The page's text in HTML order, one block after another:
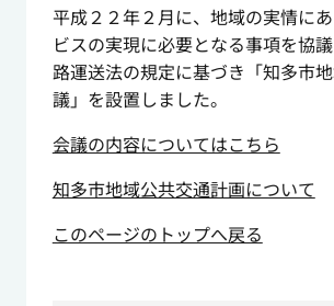
平成２２年２月に、地域の実情に
ビスの実現に必要となる事項を協
路運送法の規定に基づき「知多市
議」を設置しました。
会議の内容についてはこちら
知多市地域公共交通計画について
このページのトップへ戻る